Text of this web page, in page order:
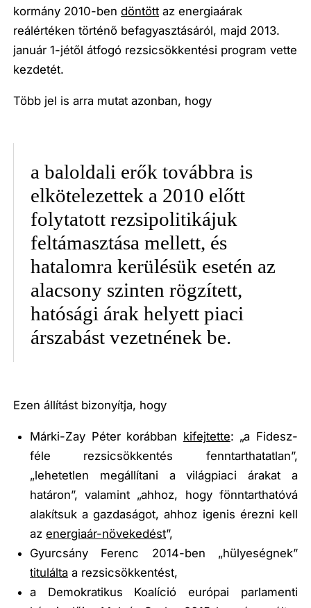
kormány 2010-bendöntött az energiaárak
reálértéken történő befagyasztásáról, majd 2013.
január 1-jétől átfogó rezsicsökkentési program vette
kezdetét.
Több jel is arra mutat azonban, hogy
a baloldali erők továbbra is
elkötelezettek a 2010 előtt
folytatott rezsipolitikájuk
feltámasztása mellett, és
hatalomra kerülésük esetén az
alacsony szinten rögzített,
hatósági árak helyett piaci
árszabást vezetnének be.
Ezen állítást bizonyítja, hogy
Márki-Zay Péter korábban kifejtette: „a Fidesz-
féle rezsicsökkentés fenntarthatatlan”,
„lehetetlen megállítani a világpiaci árakat a
határon”, valamint „ahhoz, hogy fönntarthatóvá
alakítsuk a gazdaságot, ahhoz igenis érezni kell
az energiaár-növekedést”,
Gyurcsány Ferenc 2014-ben „hülyeségnek”
titulálta a rezsicsökkentést,
a Demokratikus Koalíció európai parlamenti